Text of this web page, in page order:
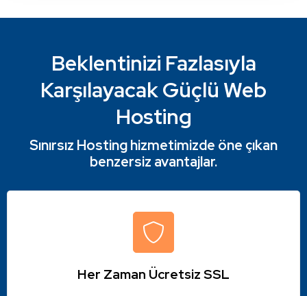
Beklentinizi Fazlasıyla
KarşılayacakGüçlü Web
Hosting
Sınırsız Hosting hizmetimizde öne çıkan
benzersiz avantajlar.
Her Zaman Ücretsiz SSL